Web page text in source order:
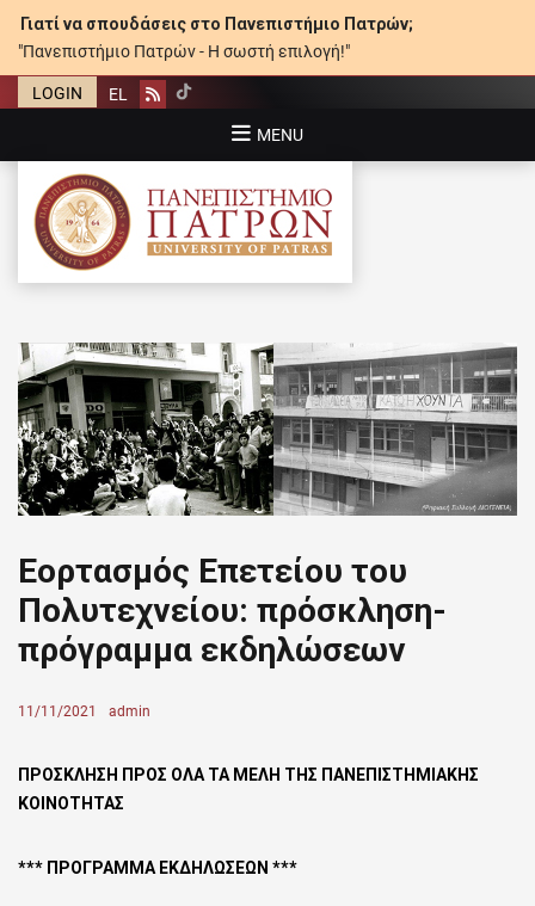
Γιατί να σπουδάσεις στο Πανεπιστήμιο Πατρών;
"Πανεπιστήμιο Πατρών - Η σωστή επιλογή!"
LOGIN EL Rss
MENU
ΠΑΝΕΠΙΣΤΉΜΙΟ ΠΑΤΡΏΝ
Εορτασμός Επετείου του
Πολυτεχνείου: πρόσκληση-
πρόγραμμα εκδηλώσεων
Posted
11/11/2021 Author
admin
ΠΡΟΣΚΛΗΣΗ ΠΡΟΣ ΟΛΑ ΤΑ ΜΕΛΗ ΤΗΣ ΠΑΝΕΠΙΣΤΗΜΙΑΚΗΣ
ΚΟΙΝΟΤΗΤΑΣ
*** ΠΡΟΓΡΑΜΜΑ ΕΚΔΗΛΩΣΕΩΝ ***